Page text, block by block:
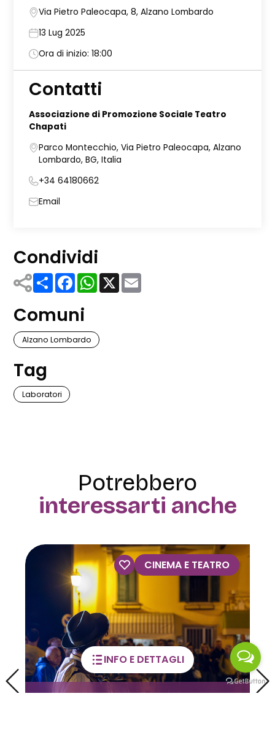
INFO E DETTAGLI
Via Pietro Paleocapa, 8, Alzano Lombardo
13 Lug 2025
Ora di inizio: 18:00
Contatti
Associazione di Promozione Sociale Teatro
Chapati
Parco Montecchio, Via Pietro Paleocapa, Alzano
Lombardo, BG, Italia
+34 64180662
Email
Condividi
ShareFacebook
WhatsApp
X
Comuni
Alzano Lombardo
Tag
Laboratori
Potrebbero
interessarti anche
VISITE GUIDATE